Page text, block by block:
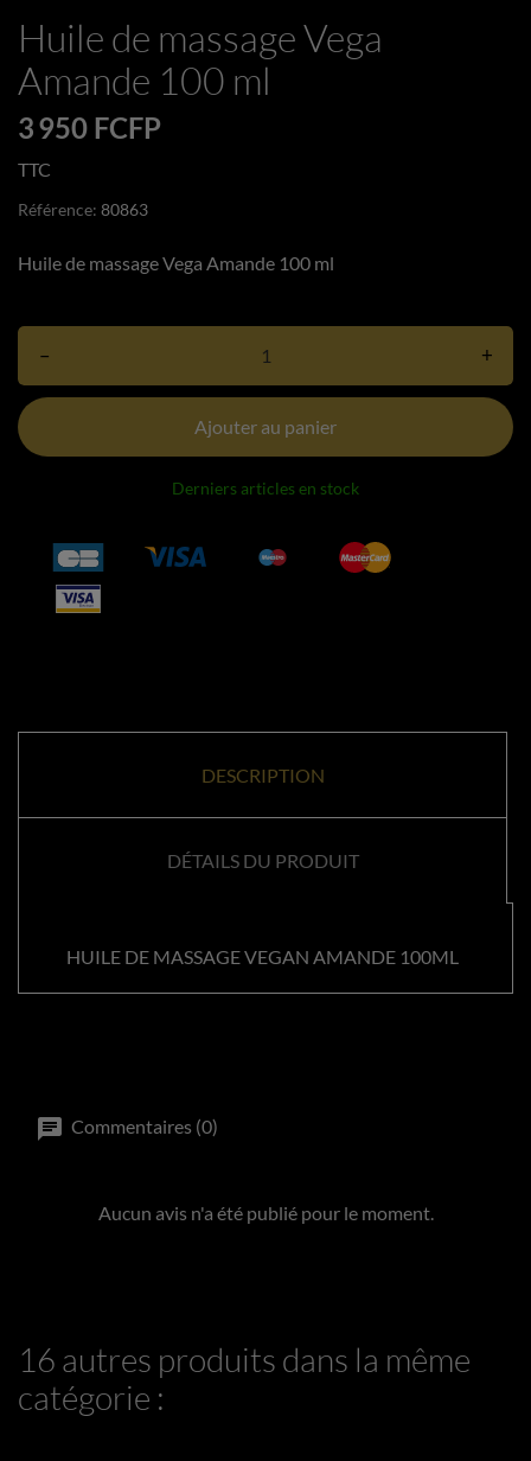
Huile de massage Vega
Amande 100 ml
3 950 FCFP
TTC
Référence: 80863
Huile de massage Vega Amande 100 ml
– +
Ajouter au panier
Derniers articles en stock
DESCRIPTION
DÉTAILS DU PRODUIT
HUILE DE MASSAGE VEGAN AMANDE 100ML
Commentaires (0)
Aucun avis n'a été publié pour le moment.
16 autres produits dans la même
catégorie :